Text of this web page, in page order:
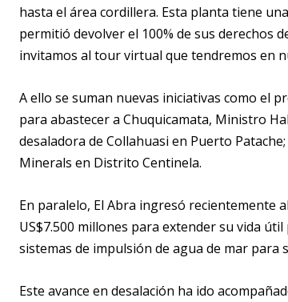
hasta el área cordillera. Esta planta tiene
permitió devolver el 100% de sus derechos
invitamos al tour virtual que tendremos en
A ello se suman nuevas iniciativas como el
para abastecer a Chuquicamata, Ministro
desaladora de Collahuasi en Puerto
Minerals en Distrito Centinela.
En paralelo, El Abra ingresó recientemente
US$7.500 millones para extender su vida
sistemas de impulsión de agua de mar para
Este avance en desalación ha ido